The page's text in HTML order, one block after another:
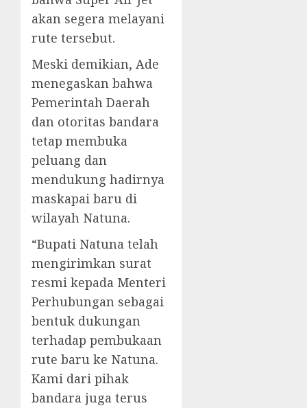
akan segera melayani
rute tersebut.
Meski demikian, Ade
menegaskan bahwa
Pemerintah Daerah
dan otoritas bandara
tetap membuka
peluang dan
mendukung hadirnya
maskapai baru di
wilayah Natuna.
“Bupati Natuna telah
mengirimkan surat
resmi kepada Menteri
Perhubungan sebagai
bentuk dukungan
terhadap pembukaan
rute baru ke Natuna.
Kami dari pihak
bandara juga terus